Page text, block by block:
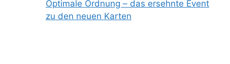
Optimale Ordnung – das ersehnte Event
zu den neuen Karten